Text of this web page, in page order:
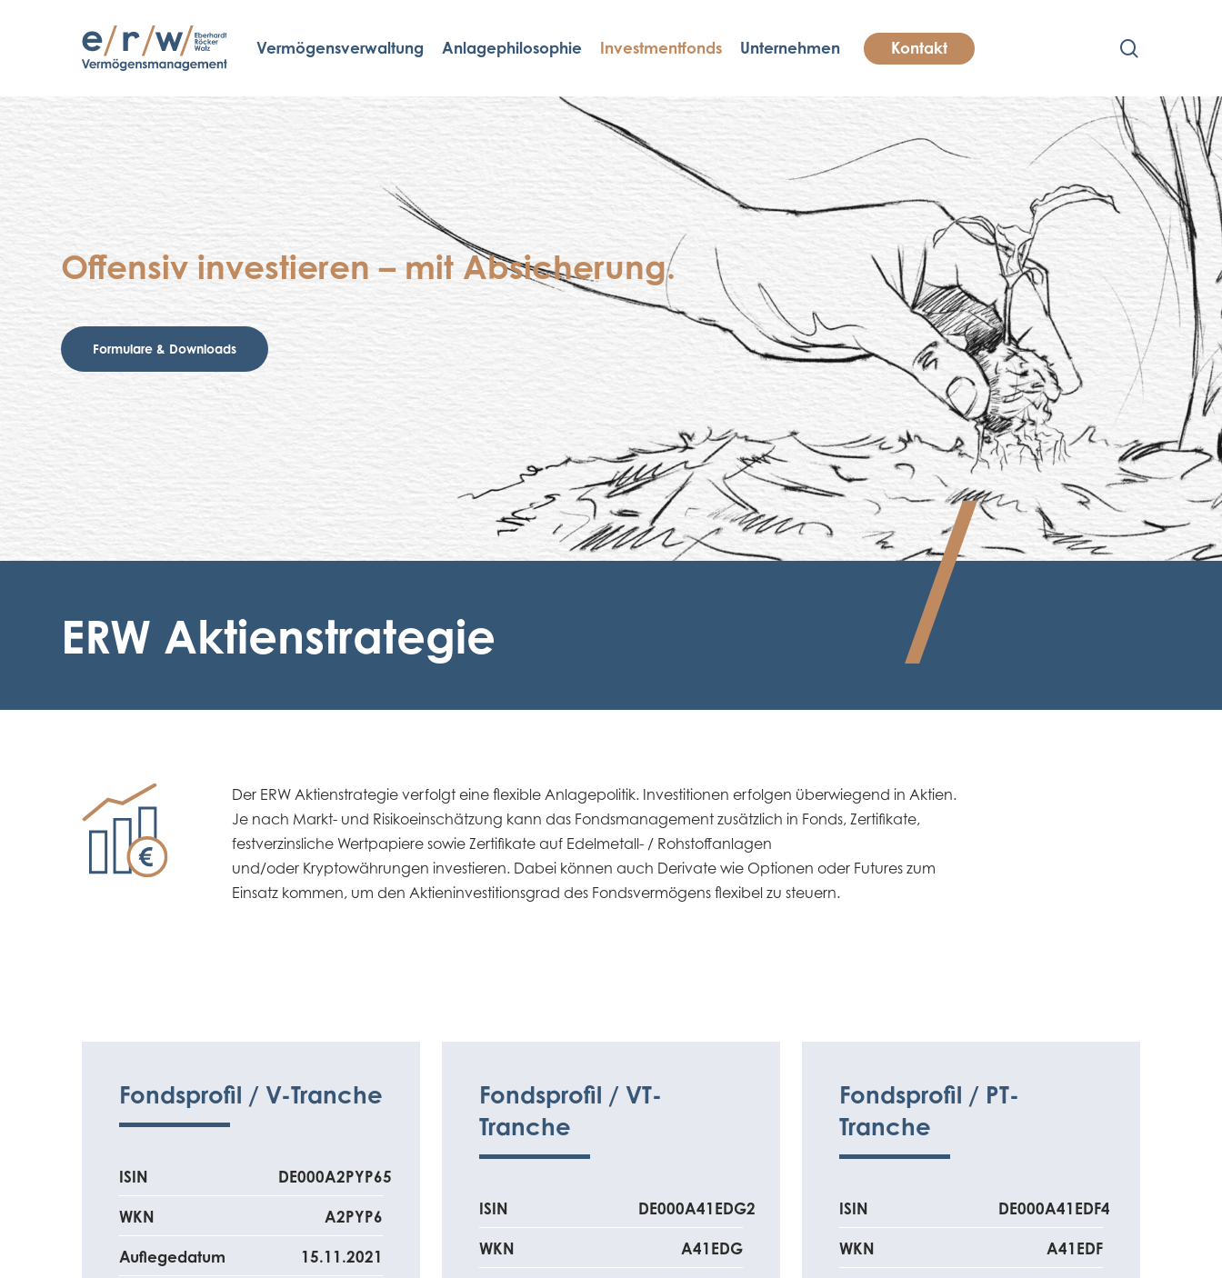
Zum Suchen Enter drücken, zum Schließen ESC
Vermögensverwaltung Anlagephilosophie Investmentfonds Unternehmen Kontakt
Offensiv investieren – mit Absicherung.
Formulare & Downloads
ERW Aktienstrategie
Der ERW Aktienstrategie verfolgt eine flexible Anlagepolitik. Investitionen erfolgen überwiegend in Aktien.
Je nach Markt- und Risikoeinschätzung kann das Fondsmanagement zusätzlich in Fonds, Zertifikate,
festverzinsliche Wertpapiere sowie Zertifikate auf Edelmetall- / Rohstoffanlagen
und/oder Kryptowährungen investieren. Dabei können auch Derivate wie Optionen oder Futures zum
Einsatz kommen, um den Aktieninvestitionsgrad des Fondsvermögens flexibel zu steuern.
Fondsprofil / V-Tranche
ISIN DE000A2PYP65
WKN A2PYP6
Auflegedatum 15.11.2021
Fondsprofil / VT-
Tranche
ISIN DE000A41EDG2
WKN A41EDG
Fondsprofil / PT-
Tranche
ISIN DE000A41EDF4
WKN A41EDF